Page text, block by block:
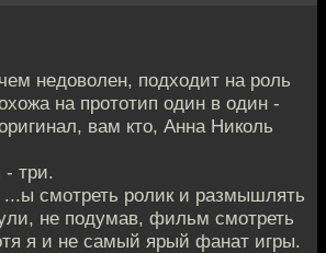
недоволен, подходит на роль
на прототип один в один -
вам кто, Анна Николь
- три.
смотреть ролик и размышлять
не подумав, фильм смотреть
я и не самый ярый фанат игры.